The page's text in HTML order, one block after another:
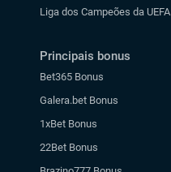
Liga dos Campeões da UEFA
Principais bonus
Bet365 Bonus
Galera.bet Bonus
1xBet Bonus
22Bet Bonus